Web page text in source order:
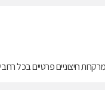
חיצוניים פרטיים בכל